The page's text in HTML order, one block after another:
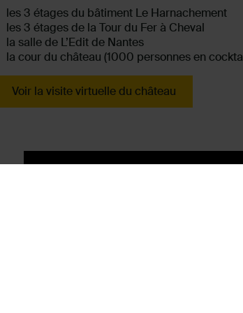
les 3 étages du bâtiment Le Harnachement
les 3 étages de la Tour du Fer à Cheval
la salle de L’Edit de Nantes
la cour du château (1000 personnes en
Voir la visite virtuelle du château